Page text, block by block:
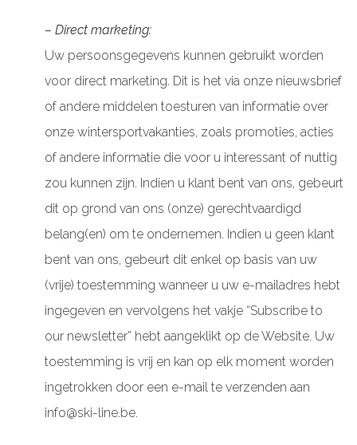
– Direct marketing:
Uw persoonsgegevens kunnen gebruikt worden
voor direct marketing. Dit is het via onze nieuwsbrief
of andere middelen toesturen van informatie over
onze wintersportvakanties, zoals promoties, acties
of andere informatie die voor u interessant of nuttig
zou kunnen zijn. Indien u klant bent van ons, gebeurt
dit op grond van ons (onze) gerechtvaardigd
belang(en) om te ondernemen. Indien u geen klant
bent van ons, gebeurt dit enkel op basis van uw
(vrije) toestemming wanneer u uw e-mailadres hebt
ingegeven en vervolgens het vakje “Subscribe to
our newsletter” hebt aangeklikt op de Website. Uw
toestemming is vrij en kan op elk moment worden
ingetrokken door een e-mail te verzenden aan
info@ski-line.be.